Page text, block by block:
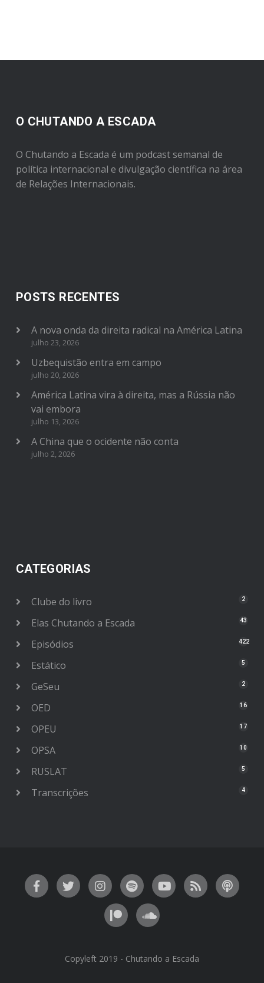
O CHUTANDO A ESCADA
O Chutando a Escada é um podcast semanal de
política internacional e divulgação científica na área
de Relações Internacionais.
POSTS RECENTES
A nova onda da direita radical na América Latina
julho 23, 2026
Uzbequistão entra em campo
julho 20, 2026
América Latina vira à direita, mas a Rússia não
vai embora
julho 13, 2026
A China que o ocidente não conta
julho 2, 2026
CATEGORIAS
Clube do livro 2
Elas Chutando a Escada 43
Episódios 422
Estático 5
GeSeu 2
OED 16
OPEU 17
OPSA 10
RUSLAT 5
Transcrições 4
Copyleft 2019 - Chutando a Escada